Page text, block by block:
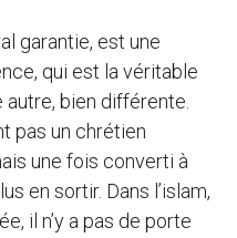
garantie, est une
qui est la véritable
bien différente.
pas un chrétien
une fois converti à
en sortir. Dans l’islam,
il n’y a pas de porte